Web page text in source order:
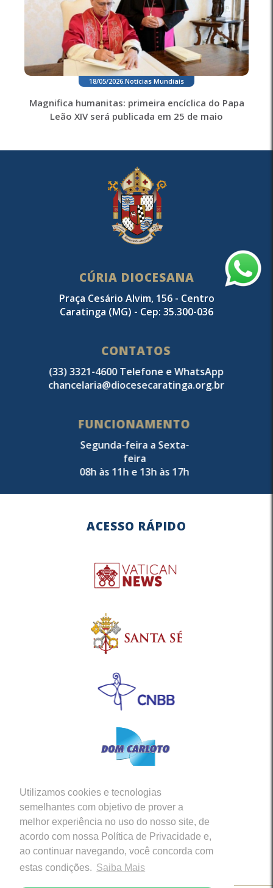
Utilizamos cookies e tecnologias
semelhantes com objetivo de prover a
melhor experiência no uso do nosso site, de
acordo com nossa Política de Privacidade e,
ao continuar navegando, você concorda com
estas condições. Saiba Mais
18/05/2026 Notícias Mundiais
Magnifica humanitas: primeira encíclica do Papa
Leão XIV será publicada em 25 de maio
CÚRIA DIOCESANA
Praça Cesário Alvim, 156 - Centro
Caratinga (MG) - Cep: 35.300-036
CONTATOS
(33) 3321-4600 Telefone e WhatsApp
chancelaria@diocesecaratinga.org.br
FUNCIONAMENTO
Segunda-feira a Sexta-
feira
08h às 11h e 13h às 17h
ACESSO RÁPIDO
Siga-nos em nossas Redes Sociais